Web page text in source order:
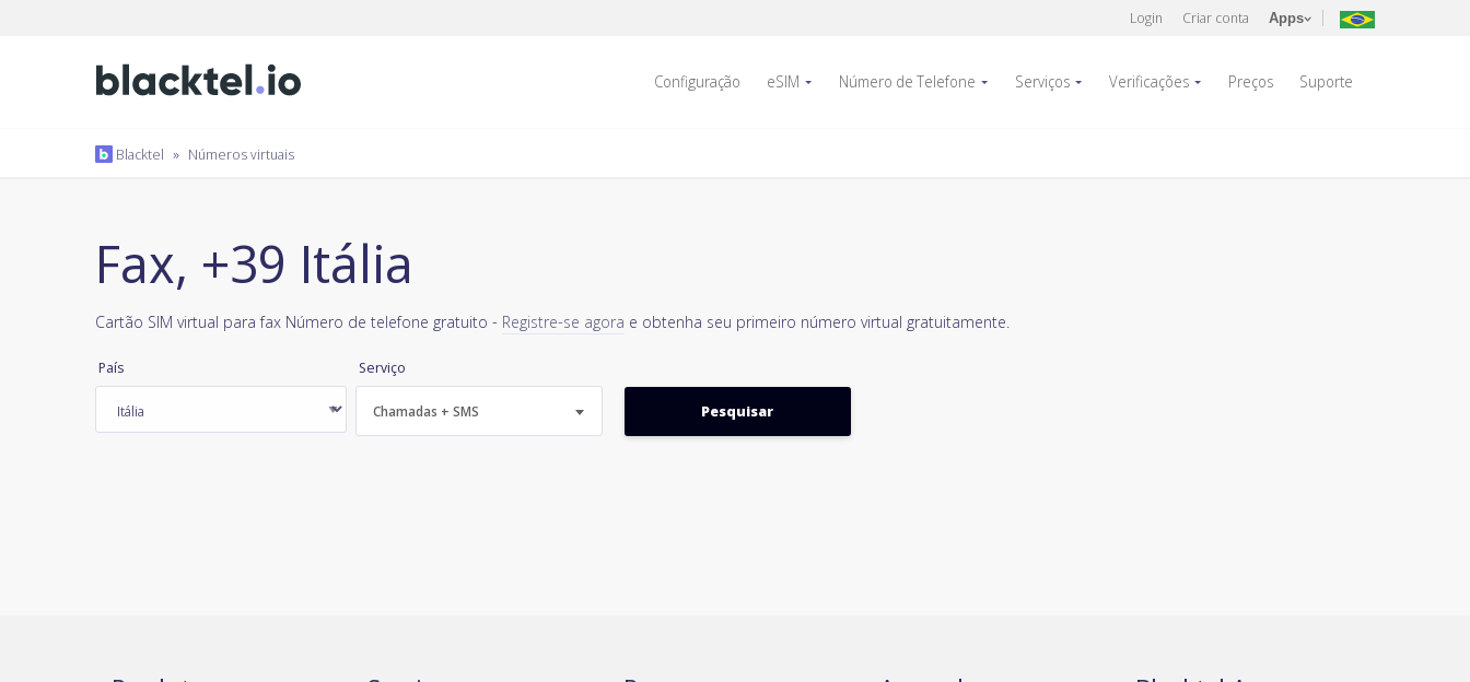
Login Criar conta Apps
Configuração eSIM Número de Telefone Serviços Verificações Preços Suporte
Blacktel » Números virtuais
Fax, +39 Itália
Cartão SIM virtual para fax Número de telefone gratuito - Registre-se agora e obtenha seu primeiro número virtual gratuitamente.
País Serviço
Chamadas + SMS